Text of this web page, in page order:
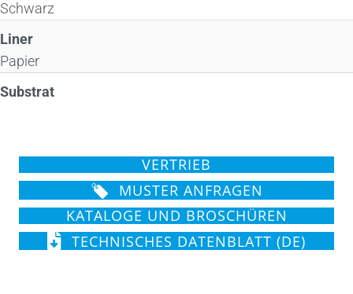
Schwarz
Liner
Papier
Substrat
VERTRIEB
MUSTER ANFRAGEN
KATALOGE UND BROSCHÜREN
TECHNISCHES DATENBLATT (DE)